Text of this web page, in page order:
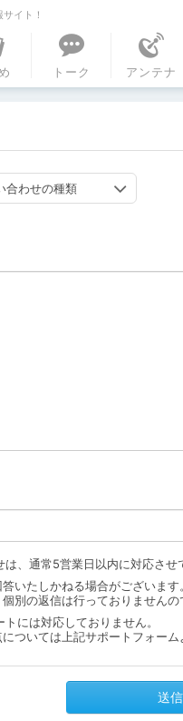
イト！
トーク アンテナ
合わせの種類
、通常5営業日以内に対応させ
いたしかねる場合がございます。
別の返信は行っておりませんの
には対応しておりません。
ついては上記サポートフォーム
送